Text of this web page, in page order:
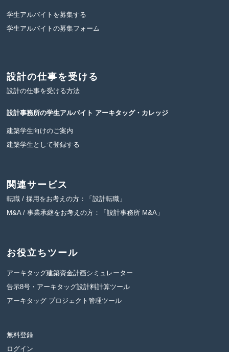
学生アルバイトを募集する
学生アルバイトの募集フォーム
設計の仕事を受ける
設計の仕事を受ける方法
設計事務所の学生アルバイト アーキタッグ・カレッジ
建築学生向けのご案内
建築学生として登録する
関連サービス
転職 / 採用をお考えの方：「設計転職」
M&A / 事業承継をお考えの方：「設計事務所 M&A」
お役立ちツール
アーキタッグ建築資金計画シミュレーター
告示8号・アーキタッグ設計料計算ツール
アーキタッグ プロジェクト管理ツール
無料登録
ログイン